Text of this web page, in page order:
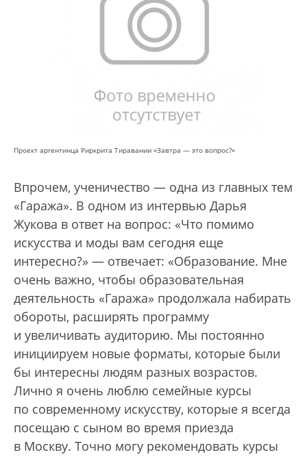
Проект аргентинца Риркрита Тиравании «Завтра — это вопрос?»
Впрочем, ученичество — одна из главных тем
«Гаража». В одном из интервью Дарья
Жукова в ответ на вопрос: «Что помимо
искусства и моды вам сегодня еще
интересно?» — отвечает: «Образование. Мне
очень важно, чтобы образовательная
деятельность «Гаража» продолжала набирать
обороты, расширять программу
и увеличивать аудиторию. Мы постоянно
инициируем новые форматы, которые были
бы интересны людям разных возрастов.
Лично я очень люблю семейные курсы
по современному искусству, которые я всегда
посещаю с сыном во время приезда
в Москву. Точно могу рекомендовать курсы